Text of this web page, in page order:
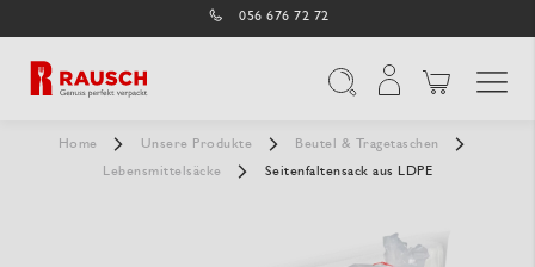
056 676 72 72
Home Unsere Produkte
Beutel & Tragetaschen
Lebensmittelsäcke
Seitenfaltensack aus LDPE